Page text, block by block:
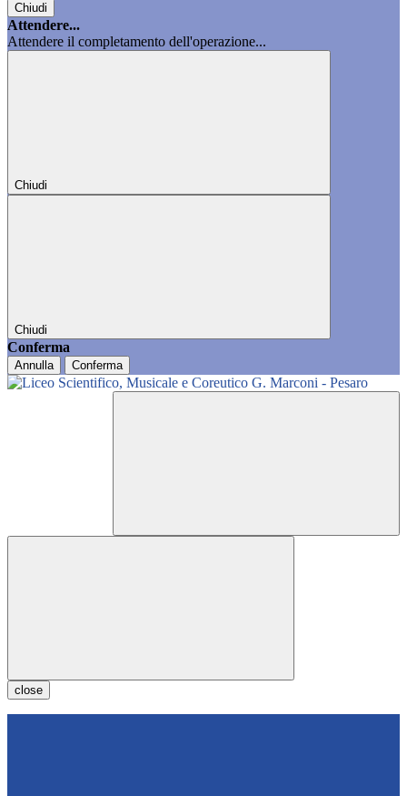
Chiudi
Attendere...
Attendere il completamento dell'operazione...
Chiudi
Chiudi
Conferma
Annulla Conferma
close